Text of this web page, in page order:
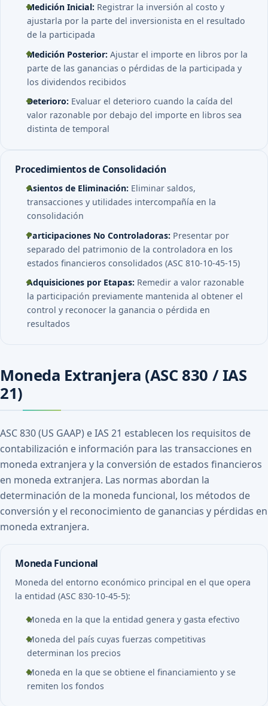
Medición Inicial: Registrar la inversión al costo y
ajustarla por la parte del inversionista en el resultado
de la participada
Medición Posterior: Ajustar el importe en libros por la
parte de las ganancias o pérdidas de la participada y
los dividendos recibidos
Deterioro: Evaluar el deterioro cuando la caída del
valor razonable por debajo del importe en libros sea
distinta de temporal
Procedimientos de Consolidación
Asientos de Eliminación: Eliminar saldos,
transacciones y utilidades intercompañía en la
consolidación
Participaciones No Controladoras: Presentar por
separado del patrimonio de la controladora en los
estados financieros consolidados (ASC 810-10-45-15)
Adquisiciones por Etapas: Remedir a valor razonable
la participación previamente mantenida al obtener el
control y reconocer la ganancia o pérdida en
resultados
Moneda Extranjera (ASC 830 / IAS
21)
ASC 830 (US GAAP) e IAS 21 establecen los requisitos de
contabilización e información para las transacciones en
moneda extranjera y la conversión de estados financieros
en moneda extranjera. Las normas abordan la
determinación de la moneda funcional, los métodos de
conversión y el reconocimiento de ganancias y pérdidas en
moneda extranjera.
Moneda Funcional
Moneda del entorno económico principal en el que opera
la entidad (ASC 830-10-45-5):
Moneda en la que la entidad genera y gasta efectivo
Moneda del país cuyas fuerzas competitivas
determinan los precios
Moneda en la que se obtiene el financiamiento y se
remiten los fondos